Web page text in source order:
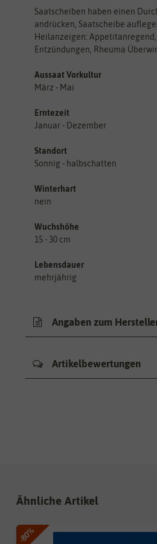
Saatscheiben haben einen
andrücken, Saatscheibe
Heilanzeigen:
Entzündungen, Rheuma
Aussaat Vorkultur
März - Mai
Erntezeit
Januar - Dezember
Standort
Sonnig - halbschatten
Winterhart
nein
Wuchshöhe
15 - 30 cm
Lebensdauer
mehrjährig
Angaben zum
Artikelbewertungen
Ähnliche Artikel
-80%